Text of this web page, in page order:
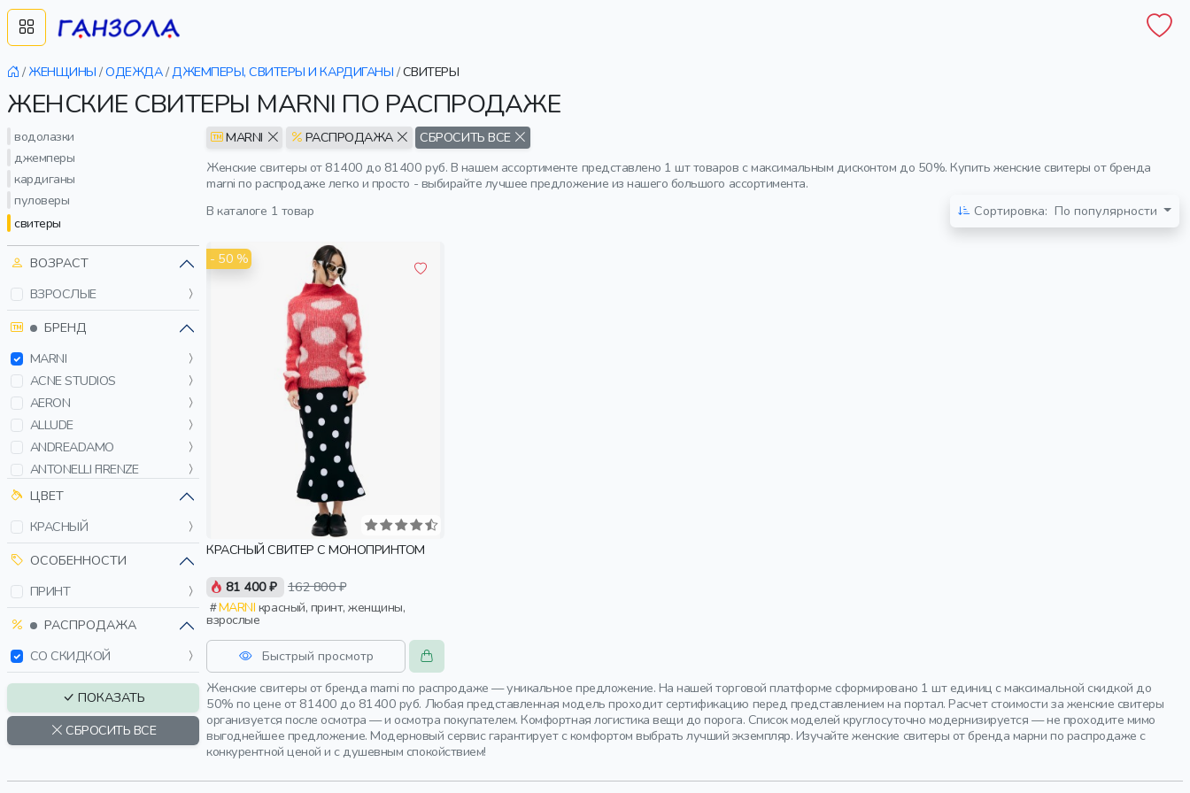
/ ЖЕНЩИНЫ /ОДЕЖДА/ДЖЕМПЕРЫ, СВИТЕРЫ И КАРДИГАНЫ /СВИТЕРЫ
ЖЕНСКИЕ СВИТЕРЫ MARNI ПО РАСПРОДАЖЕ
водолазки
джемперы
кардиганы
пуловеры
свитеры
ВОЗРАСТ
ВЗРОСЛЫЕ
БРЕНД
MARNI
ACNE STUDIOS
AERON
ALLUDE
ANDREADAMO
ANTONELLI FIRENZE
BALENCIAGA
BRUNELLO CUCINELLI
BRUNO MANETTI
CHARLES JEFFREY
LOVERBOY
COLOMBO
D'EXTERIOR
DIESEL
DOLCE & GABBANA
ЦВЕТ
КРАСНЫЙ
ОСОБЕННОСТИ
ПРИНТ
РАСПРОДАЖА
СО СКИДКОЙ
ПОКАЗАТЬ
СБРОСИТЬ ВСЕ
MARNI РАСПРОДАЖА
СБРОСИТЬ ВСЕ
Женские свитеры от 81400 до 81400 руб. В нашем ассортименте представлено 1 шт товаров с максимальным дисконтом до 50%. Купить женские свитеры от бренда
marni по распродаже легко и просто - выбирайте лучшее предложение из нашего большого ассортимента.
В каталоге 1 товар Сортировка: По популярности
- 50 %
КРАСНЫЙ СВИТЕР С МОНОПРИНТОМ
81 400 ₽ 162 800 ₽
MARNI
взрослые
Быстрый просмотр
Женские свитеры от бренда marni по распродаже — уникальное предложение. На нашей торговой платформе сформировано 1 шт единиц с максимальной скидкой до
50% по цене от 81400 до 81400 руб. Любая представленная модель проходит сертификацию перед представлением на портал. Расчет стоимости за женские свитеры
организуется после осмотра — и осмотра покупателем. Комфортная логистика вещи до порога. Список моделей круглосуточно модернизируется — не проходите мимо
выгоднейшее предложение. Модерновый сервис гарантирует с комфортом выбрать лучший экземпляр. Изучайте женские свитеры от бренда марни по распродаже с
конкурентной ценой и с душевным спокойствием!